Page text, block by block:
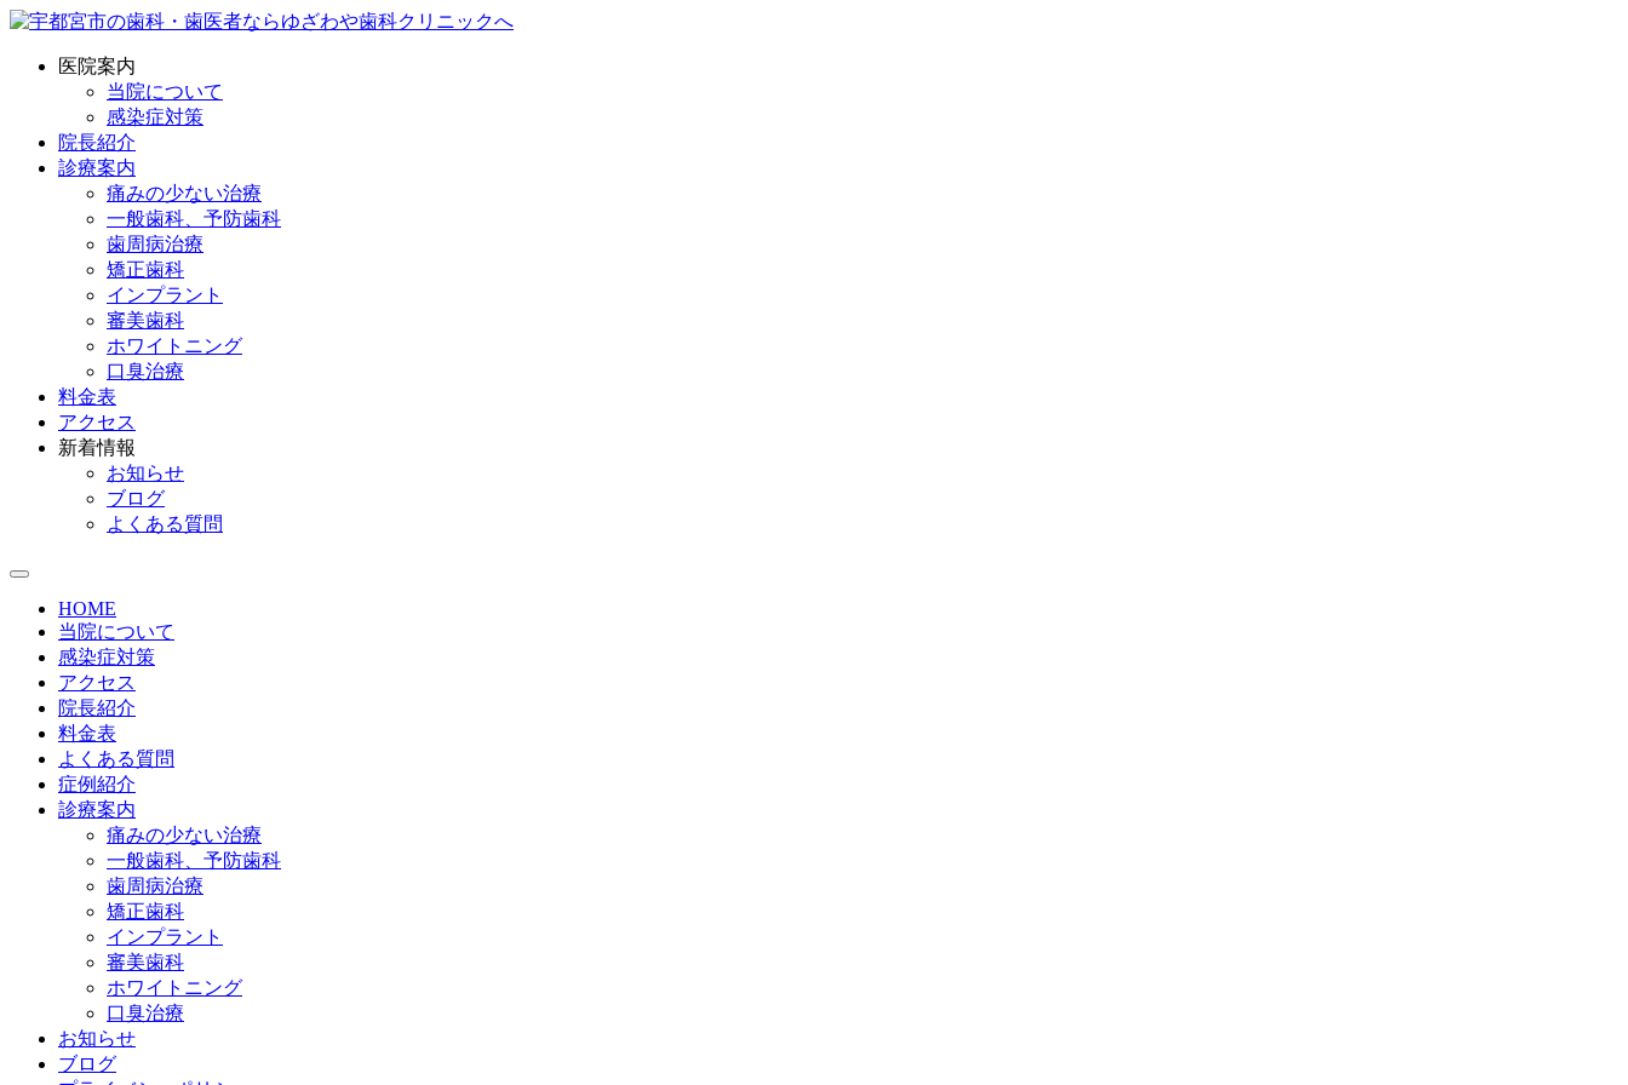
医院案内
当院について
感染症対策
院長紹介
診療案内
痛みの少ない治療
一般歯科、予防歯科
歯周病治療
矯正歯科
インプラント
審美歯科
ホワイトニング
口臭治療
料金表
アクセス
新着情報
お知らせ
ブログ
よくある質問
HOME
当院について
感染症対策
アクセス
院長紹介
料金表
よくある質問
症例紹介
診療案内
痛みの少ない治療
一般歯科、予防歯科
歯周病治療
矯正歯科
インプラント
審美歯科
ホワイトニング
口臭治療
お知らせ
ブログ